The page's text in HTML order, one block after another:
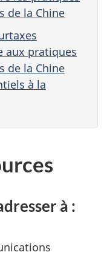
de la Chine
aux pratiques
de la Chine
à la
à :